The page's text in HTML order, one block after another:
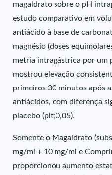
magaldrato sobre o pH
estudo comparativo em
antiácido à base de
magnésio (doses
metria intragástrica por um
mostrou elevação
primeiros 30 minutos após
antiácidos, com diferença
placebo (plt;0,05).
Somente o Magaldrato
mg/ml + 10 mg/ml e
proporcionou aumento